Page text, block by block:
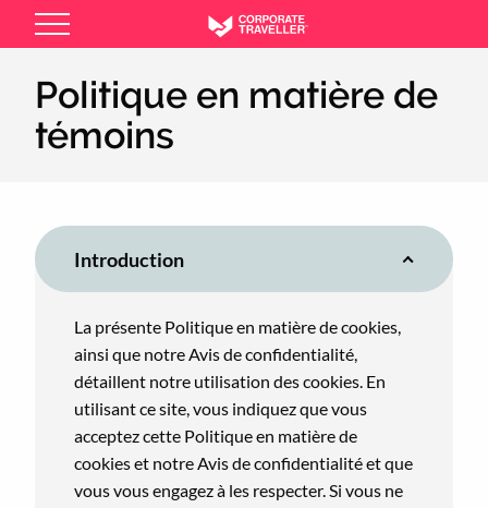
contentPolitique en matière de
témoins
Introduction
La présente Politique en matière de cookies,
ainsi que notre Avis de confidentialité,
détaillent notre utilisation des cookies. En
utilisant ce site, vous indiquez que vous
acceptez cette Politique en matière de
cookies et notre Avis de confidentialité et que
vous vous engagez à les respecter. Si vous ne